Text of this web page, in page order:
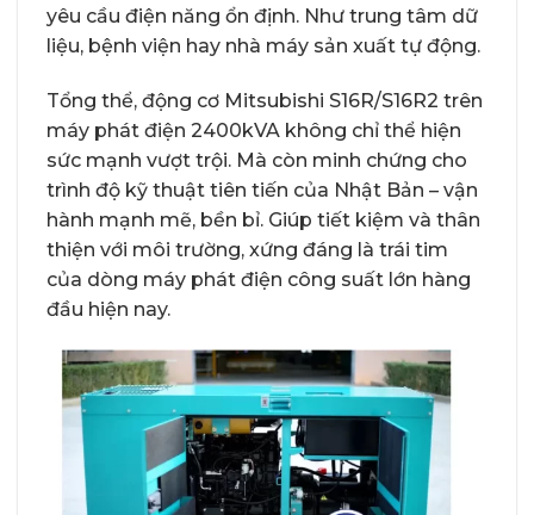
yêu cầu điện năng ổn định. Như trung tâm dữ
liệu, bệnh viện hay nhà máy sản xuất tự động.
Tổng thể, động cơ Mitsubishi S16R/S16R2 trên
máy phát điện 2400kVA không chỉ thể hiện
sức mạnh vượt trội. Mà còn minh chứng cho
trình độ kỹ thuật tiên tiến của Nhật Bản – vận
hành mạnh mẽ, bền bỉ. Giúp tiết kiệm và thân
thiện với môi trường, xứng đáng là trái tim
của dòng máy phát điện công suất lớn hàng
đầu hiện nay.